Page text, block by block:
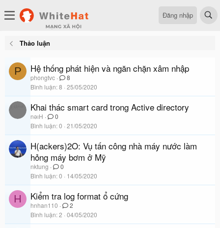
Đăng nhập
Thảo luận
P Hệ thống phát hiện và ngăn chặn xâm nhập
phongtvc
8
Bình luận 8 25/05/2020
Khai thác smart card trong Active directory
nǝıH
0
Bình luận 0 21/05/2020
H(ackers)2O: Vụ tấn công nhà máy nước làm
hỏng máy bơm ở Mỹ
nktung
0
Bình luận 0 14/05/2020
H Kiểm tra log format ổ cứng
hnhan110
2
Bình luận 2 04/05/2020